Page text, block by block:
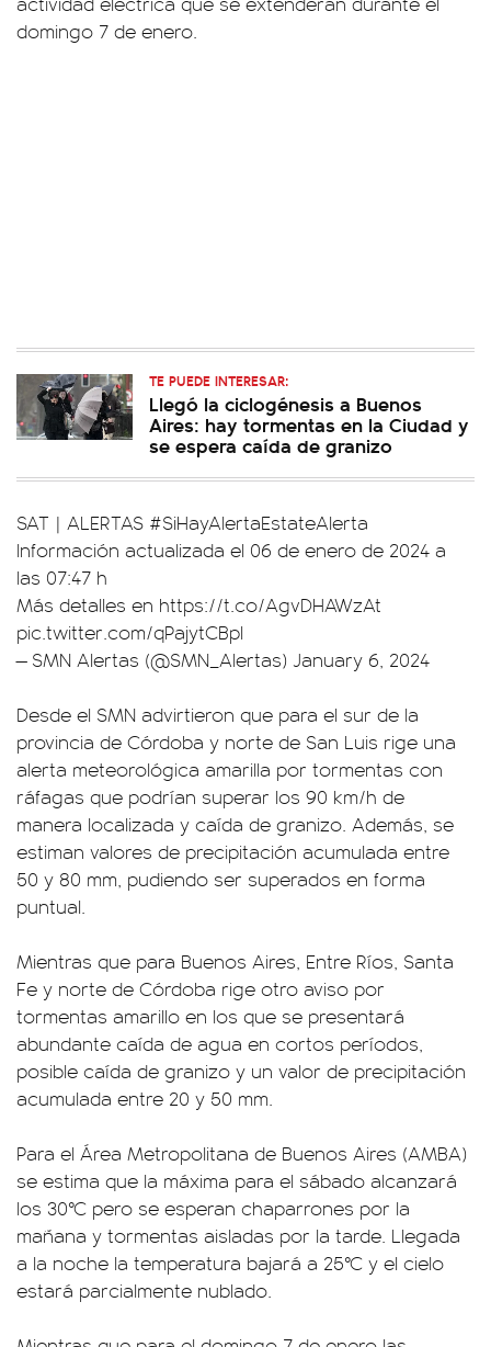
domingo 7 de enero.
TE PUEDE INTERESAR:
Llegó la ciclogénesis a Buenos
Aires: hay tormentas en la Ciudad y
se espera caída de granizo
SAT | ALERTAS #SiHayAlertaEstateAlerta
Información actualizada el 06 de enero de 2024 a
las 07:47 h
Más detalles en https://t.co/AgvDHAWzAt
pic.twitter.com/qPajytCBpI
— SMN Alertas (@SMN_Alertas) January 6, 2024
Desde el SMN advirtieron que para el sur de la
provincia de Córdoba y norte de San Luis rige una
alerta meteorológica amarilla por tormentas con
ráfagas que podrían superar los 90 km/h de
manera localizada y caída de granizo. Además, se
estiman valores de precipitación acumulada entre
50 y 80 mm, pudiendo ser superados en forma
puntual.
Mientras que para Buenos Aires, Entre Ríos, Santa
Fe y norte de Córdoba rige otro aviso por
tormentas amarillo en los que se presentará
abundante caída de agua en cortos períodos,
posible caída de granizo y un valor de precipitación
acumulada entre 20 y 50 mm.
Para el Área Metropolitana de Buenos Aires (AMBA)
se estima que la máxima para el sábado alcanzará
los 30°C pero se esperan chaparrones por la
mañana y tormentas aisladas por la tarde. Llegada
a la noche la temperatura bajará a 25°C y el cielo
estará parcialmente nublado.